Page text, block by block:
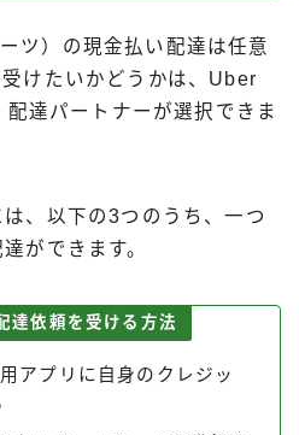
ツ）の現金払い配達は任意
けたいかどうかは、Uber
達パートナーが選択できま
、以下の3つのうち、一つ
ができます。
依頼を受ける方法
アプリに自身のクレジッ